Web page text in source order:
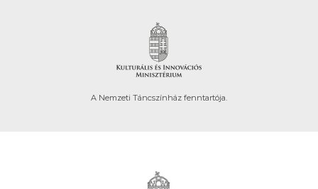
A Nemzeti Táncszínház fenntartója.